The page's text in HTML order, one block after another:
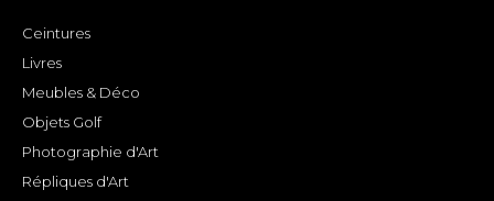
Ceintures
Livres
Meubles & Déco
Objets Golf
Photographie d'Art
Répliques d'Art